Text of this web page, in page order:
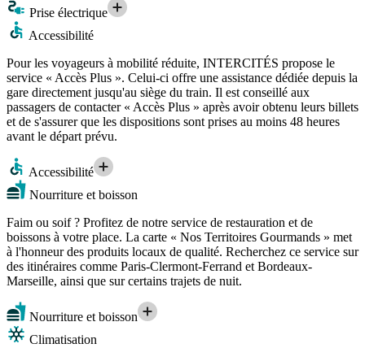
Prise électrique
Accessibilité
Pour les voyageurs à mobilité réduite, INTERCITÉS propose le
service « Accès Plus ». Celui-ci offre une assistance dédiée depuis la
gare directement jusqu'au siège du train. Il est conseillé aux
passagers de contacter « Accès Plus » après avoir obtenu leurs billets
et de s'assurer que les dispositions sont prises au moins 48 heures
avant le départ prévu.
Accessibilité
Nourriture et boisson
Faim ou soif ? Profitez de notre service de restauration et de
boissons à votre place. La carte « Nos Territoires Gourmands » met
à l'honneur des produits locaux de qualité. Recherchez ce service sur
des itinéraires comme Paris-Clermont-Ferrand et Bordeaux-
Marseille, ainsi que sur certains trajets de nuit.
Nourriture et boisson
Climatisation